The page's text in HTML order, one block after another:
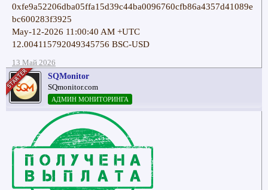
0xfe9a52206dba05ffa15d39c44ba0096760cfb86a4357d41089e
bc600283f3925
May-12-2026 11:00:40 AM +UTC
12.004115792049345756 BSC-USD
13 Май 2026
SQMonitor
SQmonitor.com
АДМИН МОНИТОРИНГА